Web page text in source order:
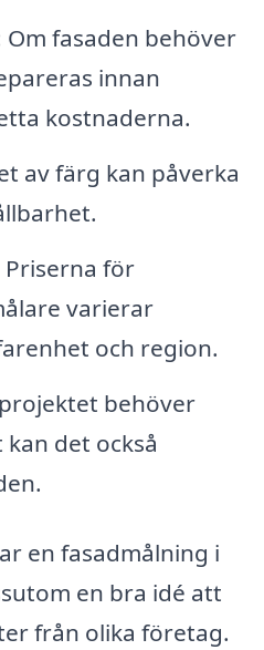
Om fasaden behöver
innan
kostnaderna.
av färg kan påverka
Priserna för
varierar
och region.
behöver
det också
en fasadmålning i
en bra idé att
från olika företag.